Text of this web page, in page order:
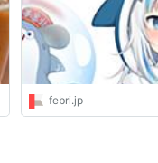
ち、どこか無国
ミュージック
febri.jp